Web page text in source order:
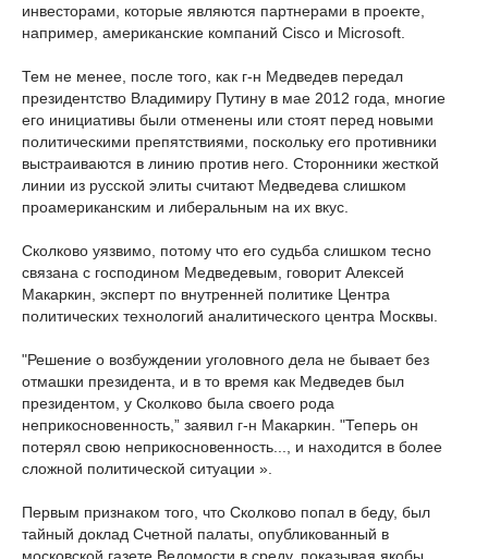
инвесторами, которые являются партнерами в проекте,
например, американские компаний Cisco и Microsoft.
Тем не менее, после того, как г-н Медведев передал
президентство Владимиру Путину в мае 2012 года, многие
его инициативы были отменены или стоят перед новыми
политическими препятствиями, поскольку его противники
выстраиваются в линию против него. Сторонники жесткой
линии из русской элиты считают Медведева слишком
проамериканским и либеральным на их вкус.
Сколково уязвимо, потому что его судьба слишком тесно
связана с господином Медведевым, говорит Алексей
Макаркин, эксперт по внутренней политике Центра
политических технологий аналитического центра Москвы.
"Решение о возбуждении уголовного дела не бывает без
отмашки президента, и в то время как Медведев был
президентом, у Сколково была своего рода
неприкосновенность,” заявил г-н Макаркин. "Теперь он
потерял свою неприкосновенность..., и находится в более
сложной политической ситуации ».
Первым признаком того, что Сколково попал в беду, был
тайный доклад Счетной палаты, опубликованный в